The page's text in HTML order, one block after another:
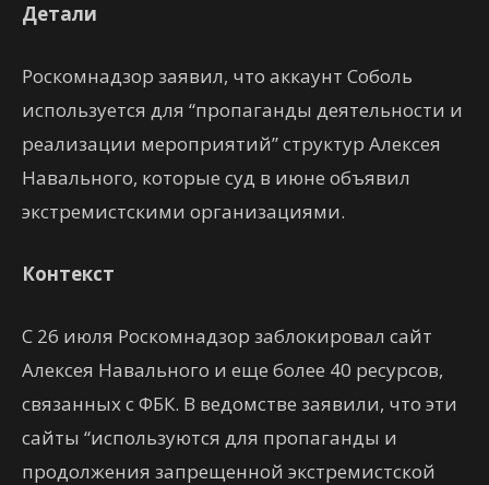
Детали
Роскомнадзор заявил, что аккаунт Соболь
используется для “пропаганды деятельности и
реализации мероприятий” структур Алексея
Навального, которые суд в июне объявил
экстремистскими организациями.
Контекст
С 26 июля Роскомнадзор заблокировал сайт
Алексея Навального и еще более 40 ресурсов,
связанных с ФБК. В ведомстве заявили, что эти
сайты “используются для пропаганды и
продолжения запрещенной экстремистской